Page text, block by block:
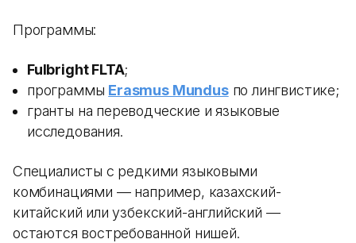
Программы:
Fulbright FLTA;
программы Erasmus Mundusпо лингвистике;
гранты на переводческие и языковые
исследования.
Специалисты с редкими языковыми
комбинациями — например, казахский-
китайский или узбекский-английский —
остаются востребованной нишей.